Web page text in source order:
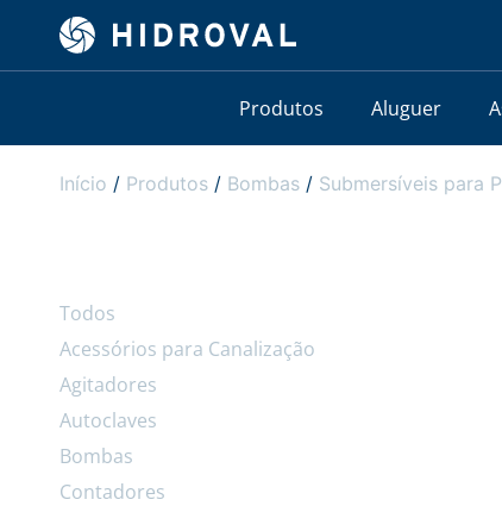
Produtos Aluguer
Início / Produtos / Bombas / Submersíveis para
Todos
Acessórios para Canalização
Agitadores
Autoclaves
Bombas
Contadores